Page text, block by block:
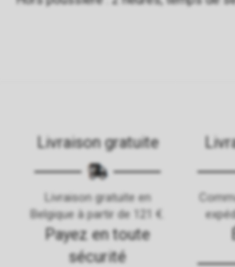
Livraison gratuite
Livraison gratuite en
Belgique à partir de 121 €.
Payez en toute
sécurité